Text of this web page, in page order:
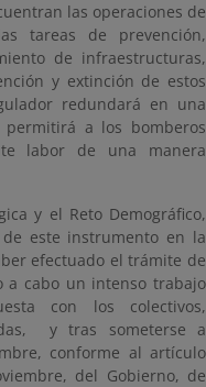
las operaciones de
tareas de prevención,
de infraestructuras,
y extinción de estos
redundará en una
permitirá a los bomberos
labor de una manera
y el Reto Demográfico,
este instrumento en la
efectuado el trámite de
a cabo un intenso trabajo
con los colectivos,
y tras someterse a
conforme al artículo
del Gobierno, de